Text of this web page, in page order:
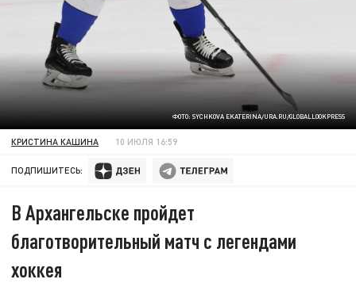
ФОТО: SYCHKOVA EKATERINA/URA.RU/GLOBALLOOKPRESS
КРИСТИНА КАШИНА 10 ИЮЛЯ 16:59
ПОДПИШИТЕСЬ:
В Архангельске пройдет
благотворительный матч с легендами
хоккея